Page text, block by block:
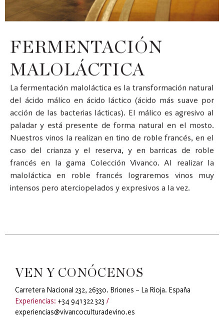
FERMENTACIÓN
MALOLÁCTICA
La fermentación maloláctica es la transformación natural
del ácido málico en ácido láctico (ácido más suave por
acción de las bacterias lácticas). El málico es agresivo al
paladar y está presente de forma natural en el mosto.
Nuestros vinos la realizan en tino de roble francés, en el
caso del crianza y el reserva, y en barricas de roble
francés en la gama Colección Vivanco. Al realizar la
maloláctica en roble francés lograremos vinos muy
intensos pero aterciopelados y expresivos a la vez.
VEN Y CONÓCENOS
Carretera Nacional 232, 26330. Briones – La Rioja. España
Experiencias: +34 941 322 323 /
experiencias@vivancoculturadevino.es